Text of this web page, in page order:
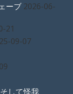
ーブ 2026-06-
21
09-07
して怪我